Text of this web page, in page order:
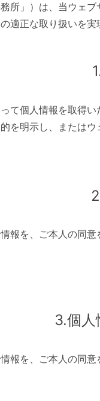
所」）は、当ウェ
適正な取り扱いを実
て個人情報を取得い
を明示し、または
報を、ご本人の同
3.個
報を、ご本人の同